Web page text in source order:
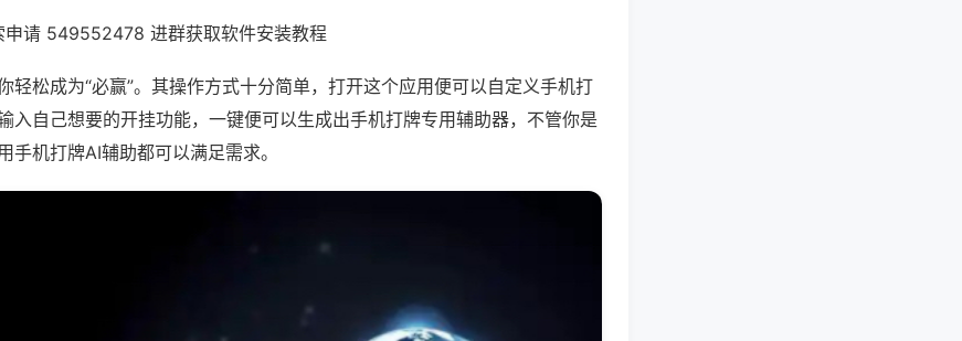
申请 549552478 进群获取软件安装教程
轻松成为“必赢”。其操作方式十分简单，打开这个应用便可以自定义手机打
入自己想要的开挂功能，一键便可以生成出手机打牌专用辅助器，不管你是
手机打牌AI辅助都可以满足需求。